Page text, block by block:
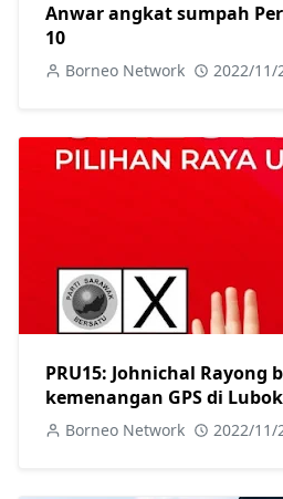
Anwar angkat sumpah
10
Borneo Network 2022/11/
PRU15: Johnichal Rayong
kemenangan GPS di
Borneo Network 2022/11/